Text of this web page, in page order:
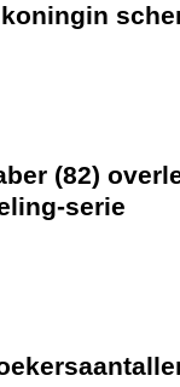
(82)
serie